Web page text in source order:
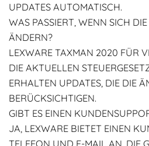
PDATES AUTOMATISCH.
WAS PASSIERT, WENN SICH
ÄNDERN?
LEXWARE TAXMAN 2020 FÜR
DIE AKTUELLEN
ERHALTEN UPDATES, DIE DIE
BERÜCKSICHTIGEN.
GIBT ES EINEN
JA, LEXWARE BIETET EINEN
TELEFON UND E-MAIL AN. DIE